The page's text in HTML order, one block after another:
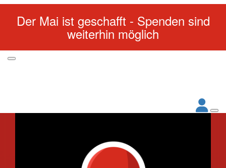
Der Mai ist geschafft - Spenden sind
weiterhin möglich